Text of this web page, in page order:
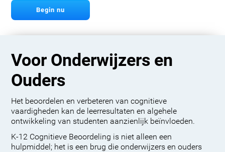
Begin nu
Voor Onderwijzers en
Ouders
Het beoordelen en verbeteren van cognitieve
vaardigheden kan de leerresultaten en algehele
ontwikkeling van studenten aanzienlijk beïnvloeden.
K-12 Cognitieve Beoordeling is niet alleen een
hulpmiddel; het is een brug die onderwijzers en ouders